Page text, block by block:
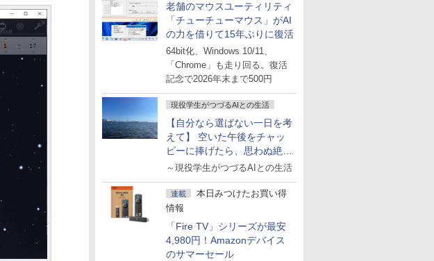
老舗のマウスユーティリティ
「チューチューマウス」がAI
の力を借りて15年ぶりに復活
64bit化、Windows 10/11、
「Chrome」も走り回る。復活
記念で2026年末まで500円
現役学生がつづるAIとの生活
【自分なら選ばない一日を考
えて】 空いた午後をチャッ
ピーに捧げたら、思わぬ絶景
に出会った話
～現役学生がつづるAIとの生活
連載
本日みつけたお買い得
情報
「Fire TV」シリーズが最安
4,980円！Amazonデバイス
のサマーセール